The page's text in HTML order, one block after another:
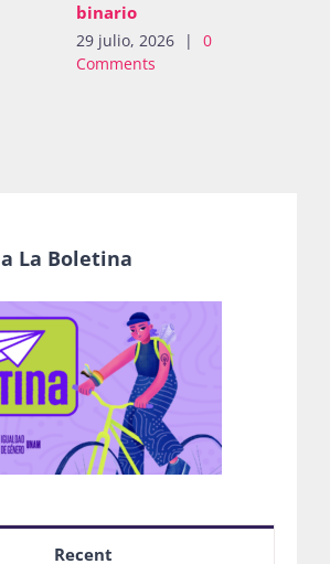
23 junio, 2026
Comments
Recent